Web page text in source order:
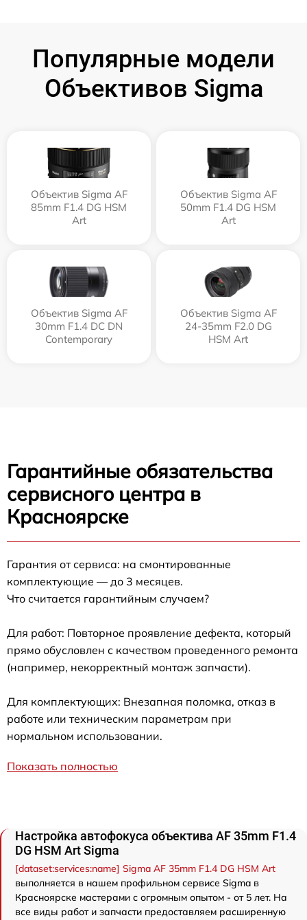
Популярные модели
Объективов Sigma
Объектив Sigma AF
85mm F1.4 DG HSM
Art
Объектив Sigma AF
50mm F1.4 DG HSM
Art
Объектив Sigma AF
30mm F1.4 DC DN
Contemporary
Объектив Sigma AF
24-35mm F2.0 DG
HSM Art
Гарантийные обязательства
сервисного центра в
Красноярске
Гарантия от сервиса: на смонтированные
комплектующие — до 3 месяцев.
Что считается гарантийным случаем?
Для работ: Повторное проявление дефекта, который
прямо обусловлен с качеством проведенного ремонта
(например, некорректный монтаж запчасти).
Для комплектующих: Внезапная поломка, отказ в
работе или техническим параметрам при
нормальном использовании.
Показать полностью
Настройка автофокуса объектива AF 35mm F1.4
DG HSM Art Sigma
[dataset:services:name] Sigma AF 35mm F1.4 DG HSM Art
выполняется в нашем профильном сервисе Sigma в
Красноярске мастерами с огромным опытом - от 5 лет. На
все виды работ и запчасти предоставляем расширенную